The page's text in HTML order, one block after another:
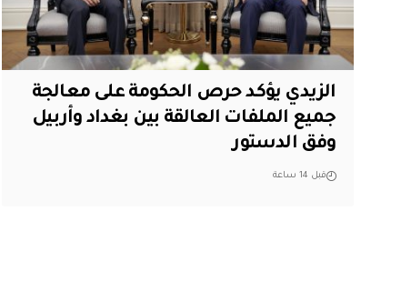
الزيدي يؤكد حرص الحكومة على معالجة
جميع الملفات العالقة بين بغداد وأربيل
وفق الدستور
قبل 14 ساعة